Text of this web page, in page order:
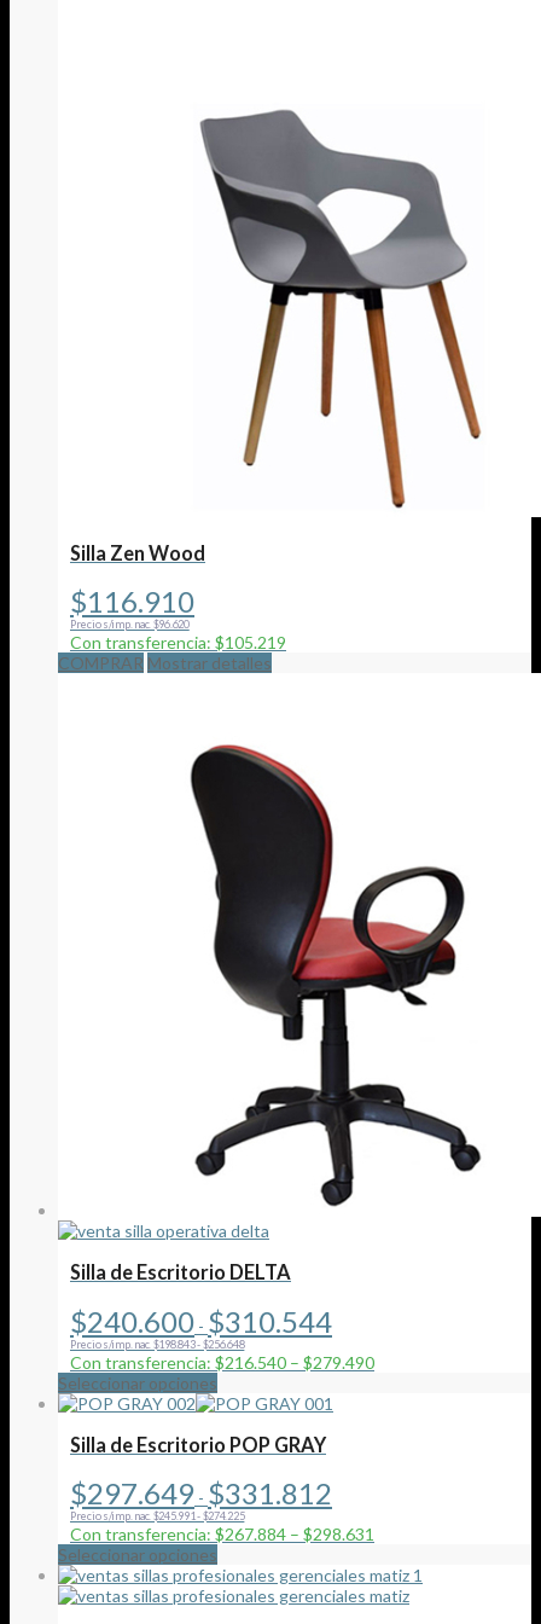
Silla Zen Wood
$116.910
Precio s/imp. nac. $96.620
Con transferencia: $105.219
COMPRAR Mostrar detalles
Silla de Escritorio DELTA
$240.600 - $310.544de
precios:
desde
hasta
Precio s/imp. nac. $198.843 - $256.648
Con transferencia: $216.540 – $279.490
Seleccionar opciones
producto
múltiples
Las
opciones
se
pueden
elegir
en
la
Silla de Escritorio POP GRAY
$297.649 - $331.812de
precios:
desde
$297.649
hasta
$331.812
Precio s/imp. nac. $245.991 - $274.225
Con transferencia: $267.884 – $298.631
Seleccionar opciones
producto
tiene